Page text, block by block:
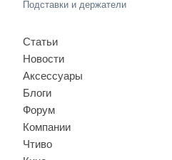
Подставки и держатели
Статьи
Новости
Аксессуары
Блоги
Форум
Компании
Чтиво